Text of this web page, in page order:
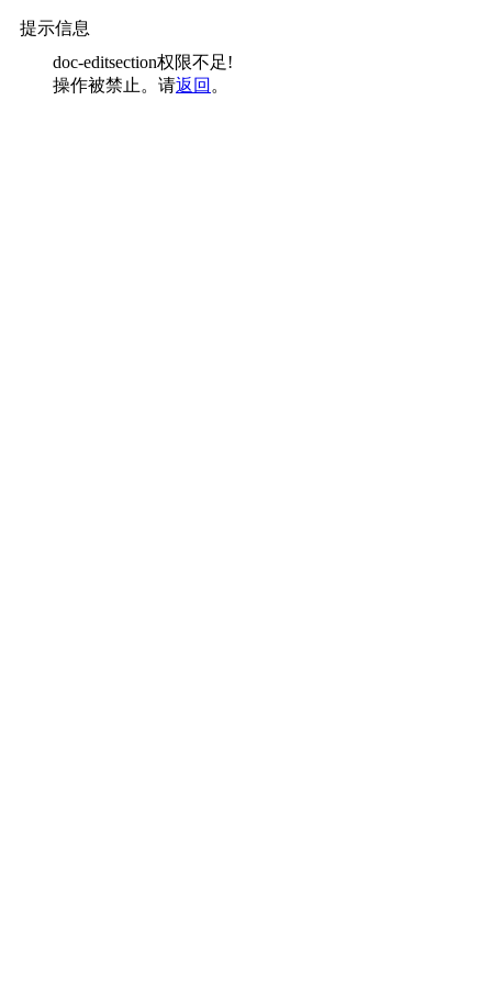
提示信息
doc-editsection权限不足!
操作被禁止。请返回 。